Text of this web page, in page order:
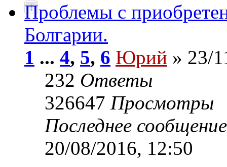
Проблемы с
Болгарии.
1 ... 4, 5, 6 Юрий » 23/
232 Ответы
326647 Просмотры
Последнее
20/08/2016, 12:50